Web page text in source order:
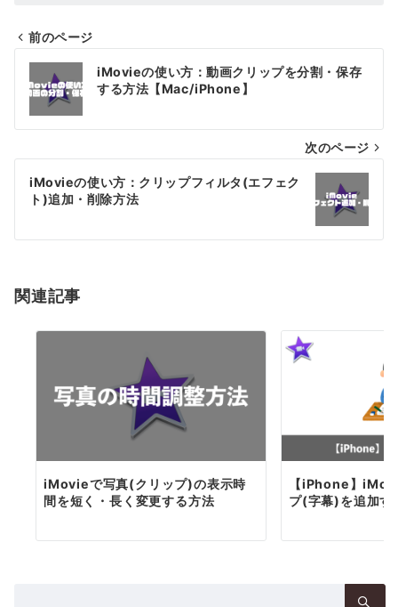
投
稿
ナ
ビ
ゲ
シ
ン
前のページ
iMovieの使い方：動画クリップを分割・保存
する方法【Mac/iPhone】
次のページ
iMovieの使い方：クリップフィルタ(エフェク
ト)追加・削除方法
関連記事
iMovieで写真(クリップ)の表示時
間を短く・長く変更する方法
【iPhone】
プ(字幕)を追加す